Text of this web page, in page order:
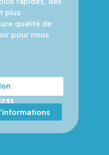
plus
qualité de
pour nous